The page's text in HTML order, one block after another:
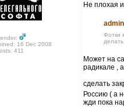
16 Dec 2008
411
Не плохая
Фотки
Может на
радикале ,
сделать
Россию ( а
жди пока